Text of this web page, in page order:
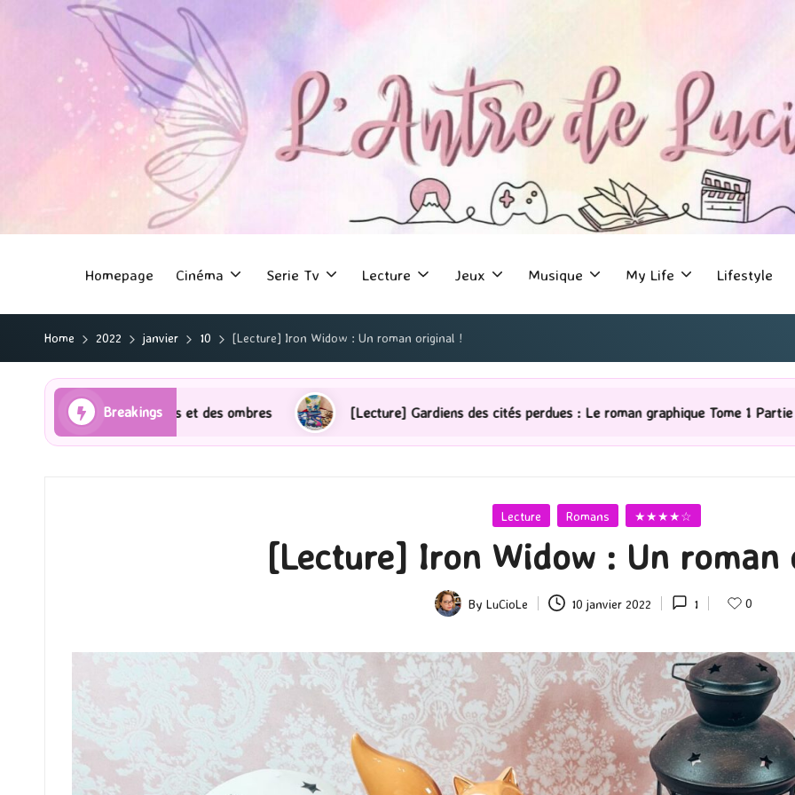
Homepage Cinéma Serie Tv Lecture Jeux Musique My Life Lifestyle
Home 2022 janvier 10 [Lecture] Iron Widow : Un roman original !
Breakings
et des ombres [Lecture] Gardiens des cités perdues : Le roman graphique Tome 1 Partie 2 [Série TV]
Posted
Lecture Romans ★★★★☆
[Lecture] Iron Widow : Un roman
Posted
ByLuCioLe 10 janvier 2022 1 0